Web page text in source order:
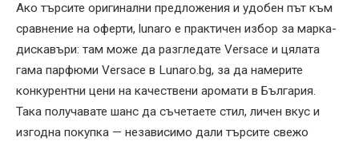
Ако търсите оригинални предложения и удобен път към
сравнение на оферти, lunaro е практичен избор за марка-
дискавъри: там може да разгледате Versace и цялата
гама парфюми Versace в Lunaro.bg, за да намерите
конкурентни цени на качествени аромати в България.
Така получавате шанс да съчетаете стил, личен вкус и
изгодна покупка — независимо дали търсите свежо